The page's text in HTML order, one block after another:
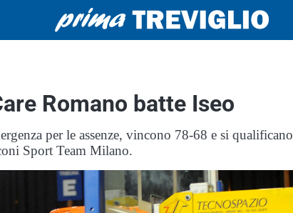
Romano batte Iseo
per le assenze, vincono 78-68 e si qualificano
Sport Team Milano.